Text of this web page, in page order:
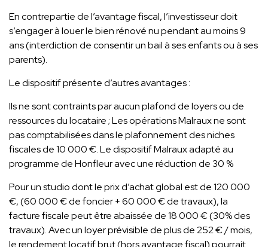
En contrepartie de l’avantage fiscal, l’investisseur doit
s’engager à louer le bien rénové nu pendant au moins 9
ans (interdiction de consentir un bail à ses enfants ou à ses
parents).
Le dispositif présente d’autres avantages :
Ils ne sont contraints par aucun plafond de loyers ou de
ressources du locataire ; Les opérations Malraux ne sont
pas comptabilisées dans le plafonnement des niches
fiscales de 10 000 €. Le dispositif Malraux adapté au
programme de Honfleur avec une réduction de 30 %
Pour un studio dont le prix d’achat global est de 120 000
€, (60 000 € de foncier + 60 000 € de travaux), la
facture fiscale peut être abaissée de 18 000 € (30% des
travaux). Avec un loyer prévisible de plus de 252 € / mois,
le rendement locatif brut (hors avantage fiscal) pourrait